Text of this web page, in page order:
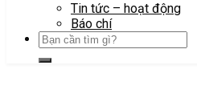
Tin tức – hoạt động
Báo chí